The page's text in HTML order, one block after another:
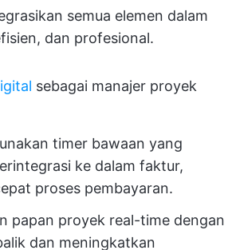
semua elemen dalam
dan profesional.
sebagai manajer proyek
timer bawaan yang
ke dalam faktur,
proses pembayaran.
papan proyek real-time dengan
dan meningkatkan